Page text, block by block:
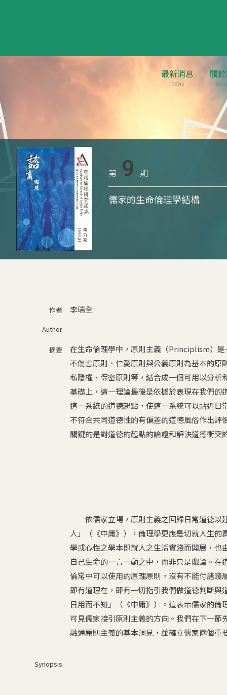
最新消息
News
關
第 9 期
儒家的生命倫理學結構
作者 李瑞全
Author
摘要
在生命倫理學中，原則主義（Principlism）
不傷害原則、仁愛原則與公義原則為基本的
私隱權、保密原則等，結合成一個可用以分
基礎上，這一理論最後是依據於表現在我們
這一系統的道德起點，使這一系統可以貼近
不符合共同道德性的有偏差的道德風俗作出
關鍵的是對道德的起點的論證和解決道德衝突
依儒家立場，原則主義之回歸日常道德以
人」（《中庸》），倫理學更應是切就人生
學或心性之學本即就人之生活實踐而開展，
自己生命的一言一動之中，而非只是戲論。
倫常中可以使用的原理原則，沒有不能付諸
即有道理在，即有一切指引我們做道德判斷
日用而不知」（《中庸》）。這表示儒家的
可見儒家接引原則主義的方向。我們在下一
融通原則主義的基本洞見，並確立儒家兩個重
Synopsis